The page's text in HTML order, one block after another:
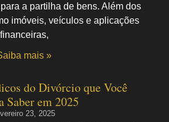
a partilha de bens. Além dos
imóveis, veículos e aplicações
financeiras,
mais »
do Divórcio que Você
Saber em 2025
23, 2025